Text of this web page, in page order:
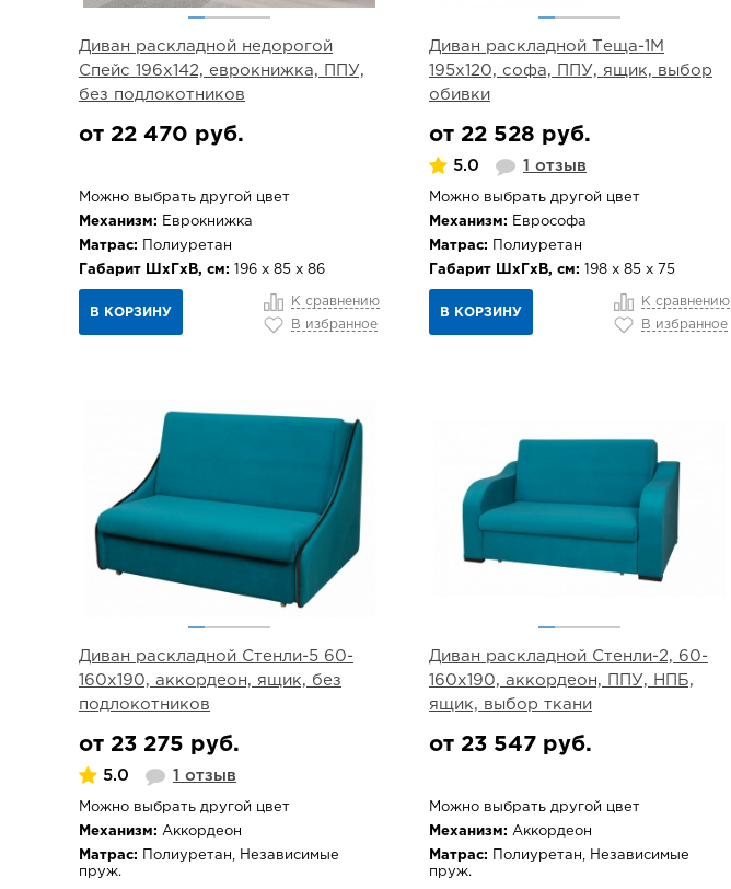
Диван раскладной недорогой
Спейс 196х142, еврокнижка, ППУ,
без подлокотников
от 22 470 руб.
Можно выбрать другой цвет
Механизм: Еврокнижка
Матрас: Полиуретан
Габарит ШхГхВ, см: 196 х 85 х 86
В КОРЗИНУ
К сравнению
В избранное
Диван раскладной Теща-1М
195х120, софа, ППУ, ящик, выбор
обивки
от 22 528 руб.
5.0 1 отзыв
Можно выбрать другой цвет
Механизм: Еврософа
Матрас: Полиуретан
Габарит ШхГхВ, см: 198 х 85 х 75
В КОРЗИНУ
К сравнению
В избранное
Диван раскладной Стенли-5 60-
160х190, аккордеон, ящик, без
подлокотников
от 23 275 руб.
5.0 1 отзыв
Можно выбрать другой цвет
Механизм: Аккордеон
Матрас: Полиуретан, Независимые
пруж.
Диван раскладной Стенли-2, 60-
160х190, аккордеон, ППУ, НПБ,
ящик, выбор ткани
от 23 547 руб.
Можно выбрать другой цвет
Механизм: Аккордеон
Матрас: Полиуретан, Независимые
пруж.